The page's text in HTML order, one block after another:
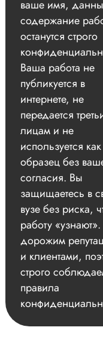
ваше имя,
содержание
останутся строго
Ваша работа не
публикуется в
интернете, не
передается
лицам и не
используется как
образец без
согласия. Вы
защищаетесь в
вузе без риска,
работу
дорожим
и клиентами,
строго
правила